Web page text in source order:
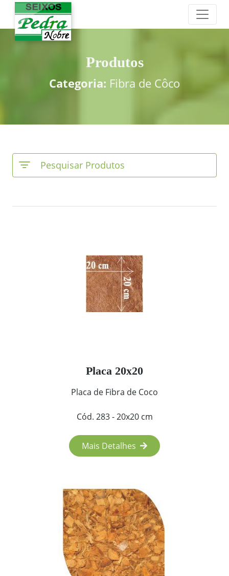
Produtos
Categoria: Fibra de Côco
Pesquisar Produtos
Placa 20x20
Placa de Fibra de Coco
Cód. 283 - 20x20 cm
Mais Detalhes